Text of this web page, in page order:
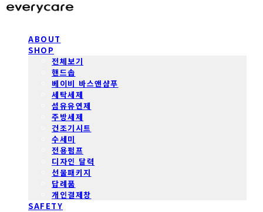
ABOUT
SHOP
전체보기
핸드솝
베이비 바스앤샴푸
세탁세제
섬유유연제
주방세제
건조기시트
수세미
전용펌프
디자인 달력
선물패키지
답례품
개인결제창
SAFETY